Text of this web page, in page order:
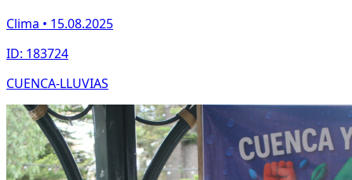
Clima • 15.08.2025
ID: 183724
CUENCA-LLUVIAS